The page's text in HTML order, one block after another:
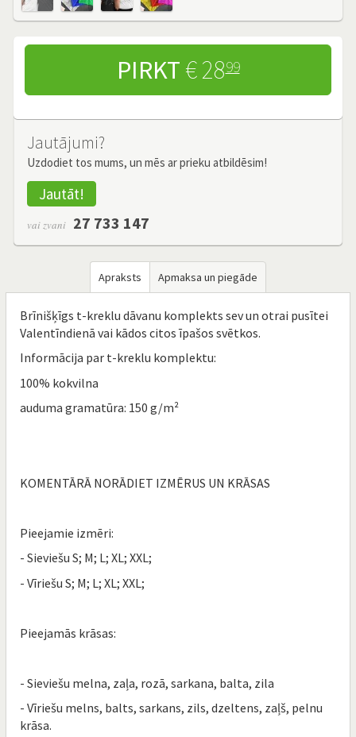
PIRKT € 2899
Jautājumi?
Uzdodiet tos mums, un mēs ar prieku atbildēsim!
Jautāt!
vai zvani 27 733 147
Apraksts Apmaksa un piegāde
Brīnišķīgs t-kreklu dāvanu komplekts sev un otrai pusītei
Valentīndienā vai kādos citos īpašos svētkos.
Informācija par t-kreklu komplektu:
100% kokvilna
auduma gramatūra: 150 g/m²
KOMENTĀRĀ NORĀDIET IZMĒRUS UN KRĀSAS
Pieejamie izmēri:
- Sieviešu S; M; L; XL; XXL;
- Vīriešu S; M; L; XL; XXL;
Pieejamās krāsas:
- Sieviešu melna, zaļa, rozā, sarkana, balta, zila
- Vīriešu melns, balts, sarkans, zils, dzeltens, zaļš, pelnu
krāsa.